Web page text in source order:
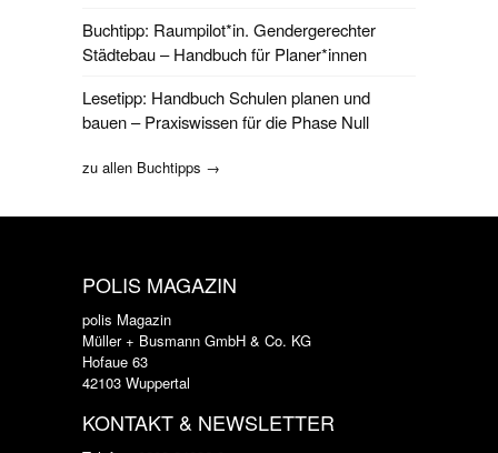
Buchtipp: Raumpilot*in. Gendergerechter
Städtebau – Handbuch für Planer*innen
Lesetipp: Handbuch Schulen planen und
bauen – Praxiswissen für die Phase Null
zu allen Buchtipps →
POLIS MAGAZIN
polis Magazin
Müller + Busmann GmbH & Co. KG
Hofaue 63
42103 Wuppertal
KONTAKT & NEWSLETTER